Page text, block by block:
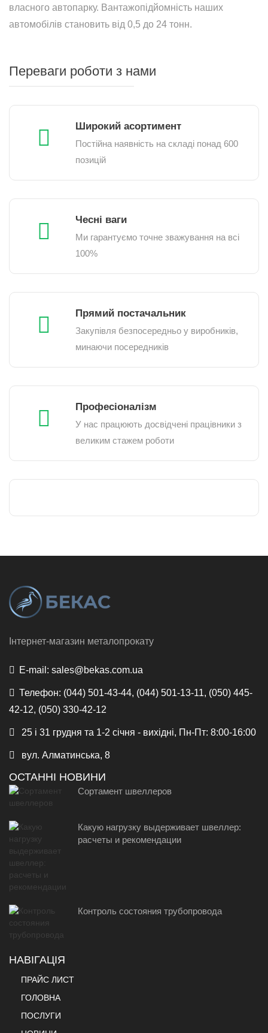
власного автопарку. Вантажопідйомність наших
автомобілів становить від 0,5 до 24 тонн.
Переваги роботи з нами
Широкий асортимент
Постійна наявність на складі понад 600
позицій
Чесні ваги
Ми гарантуємо точне зважування на всі
100%
Прямий постачальник
Закупівля безпосередньо у виробників,
минаючи посередників
Професіоналізм
У нас працюють досвідчені працівники з
великим стажем роботи
Інтернет-магазин металопрокату
E-mail: sales@bekas.com.ua
Телефон: (044) 501-43-44, (044) 501-13-11, (050) 445-
42-12, (050) 330-42-12
25 і 31 грудня та 1-2 січня - вихідні, Пн-Пт: 8:00-16:00
вул. Алматинська, 8
ОСТАННІ НОВИНИ
Сортамент швеллеров
Какую нагрузку выдерживает швеллер:
расчеты и рекомендации
Контроль состояния трубопровода
НАВІГАЦІЯ
ПРАЙС ЛИСТ
ГОЛОВНА
ПОСЛУГИ